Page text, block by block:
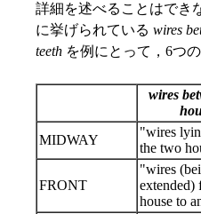
詳細を述べることはでき
に挙げられている wires
teeth を例にとって，6つ
wires
MIDWAY
"wires
the two
FRONT
"wires
extended)
house to